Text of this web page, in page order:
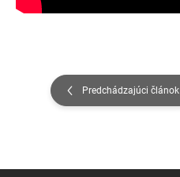
Predchádzajúci článok